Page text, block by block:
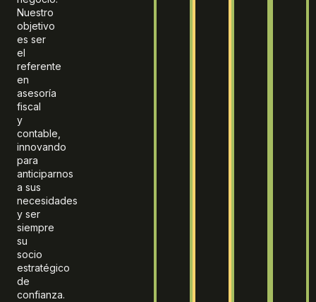
Nuestro
objetivo
es ser
el
referente
en
asesoría
fiscal
y
contable,
innovando
para
anticiparnos
a sus
necesidades
y ser
siempre
su
socio
estratégico
de
confianza.